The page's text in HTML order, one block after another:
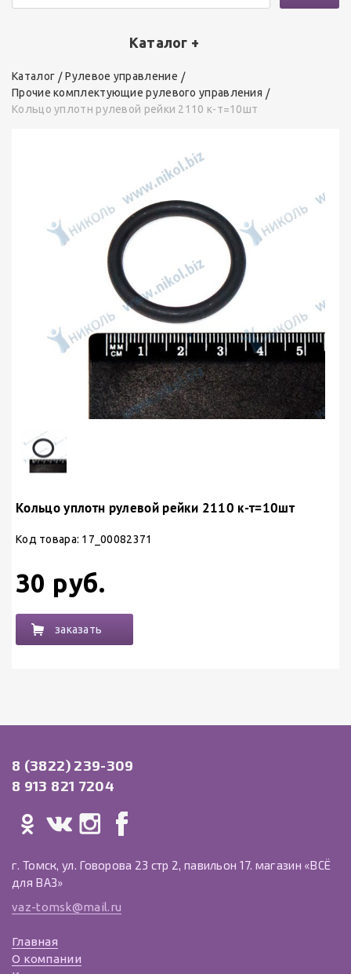
Каталог +
Каталог
Рулевое управление
Прочие комплектующие рулевого управления
Кольцо уплотн рулевой рейки 2110 к-т=10шт
Кольцо уплотн рулевой рейки 2110 к-т=10шт
Код товара: 17_00082371
30 руб.
заказать
8 (3822) 239-309
8 913 821 7204
г. Томск, ул. Говорова 23 стр 2, павильон 17. магазин «ВСЁ
для ВАЗ»
vaz-tomsk@mail.ru
Главная
О компании